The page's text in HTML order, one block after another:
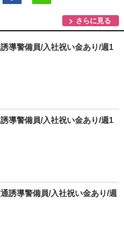
さらに見る
導警備員/入社祝い金あり/週1
導警備員/入社祝い金あり/週1
誘導警備員/入社祝い金あり/週